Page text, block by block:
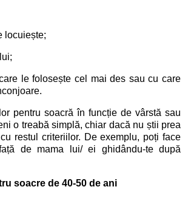
locuiește;
le folosește cel mai des sau cu care
pentru soacră în funcție de vârstă sau
o treabă simplă, chiar dacă nu știi prea
restul criteriilor. De exemplu, poți face
de mama lui/ ei ghidându-te după
soacre de 40-50 de ani